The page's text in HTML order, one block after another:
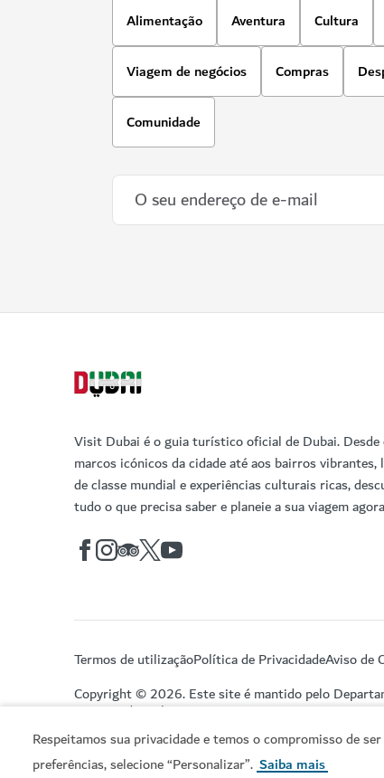
Respeitamos sua privacidade e temos o compromisso de
preferências, selecione “Personalizar”. Saiba mais
Alimentação Aventura Cultura
Viagem de negócios Compras
Comunidade
Visit Dubai é o guia turístico oficial de Dubai. Desde
marcos icónicos da cidade até aos bairros vibrantes,
de classe mundial e experiências culturais ricas,
tudo o que precisa saber e planeie a sua viagem
Termos de utilizaçãoPolítica de PrivacidadeAviso de
Copyright © 2026. Este site é mantido pelo
Turismo do Dubai.